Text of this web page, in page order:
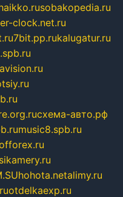
sobakopedia.ru
clock.net.ru
7bit.pp.rukalugatur.ru
схема-авто.рф
music8.spb.ru
hohota.netalimy.ru
otdelkaexp.ru